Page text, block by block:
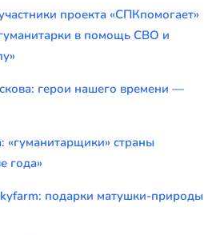
проекта «СПКпомогает»
в помощь СВО и
герои нашего времени —
«гуманитарщики» страны
года»
подарки матушки-природы